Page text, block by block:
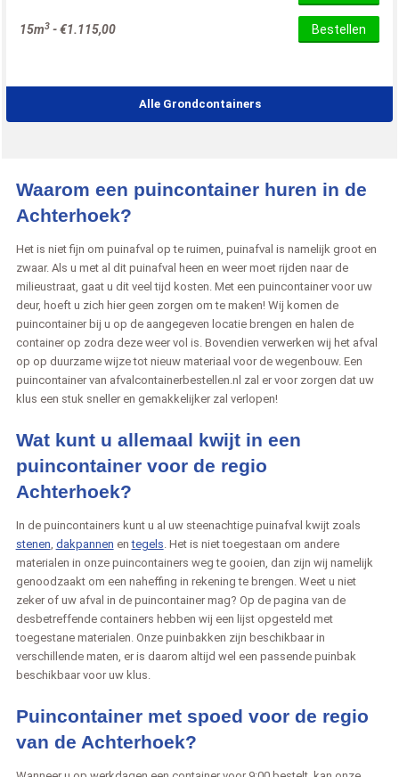
15m3 -€1.115,00 Bestellen
Alle Grondcontainers
Waarom een puincontainer huren in de
Achterhoek?
Het is niet fijn om puinafval op te ruimen, puinafval is namelijk groot en
zwaar. Als u met al dit puinafval heen en weer moet rijden naar de
milieustraat, gaat u dit veel tijd kosten. Met een puincontainer voor uw
deur, hoeft u zich hier geen zorgen om te maken! Wij komen de
puincontainer bij u op de aangegeven locatie brengen en halen de
container op zodra deze weer vol is. Bovendien verwerken wij het afval
op op duurzame wijze tot nieuw materiaal voor de wegenbouw. Een
puincontainer van afvalcontainerbestellen.nl zal er voor zorgen dat uw
klus een stuk sneller en gemakkelijker zal verlopen!
Wat kunt u allemaal kwijt in een
puincontainer voor de regio
Achterhoek?
In de puincontainers kunt u al uw steenachtige puinafval kwijt zoals
stenen, dakpannen entegels. Het is niet toegestaan om andere
materialen in onze puincontainers weg te gooien, dan zijn wij namelijk
genoodzaakt om een naheffing in rekening te brengen. Weet u niet
zeker of uw afval in de puincontainer mag? Op de pagina van de
desbetreffende containers hebben wij een lijst opgesteld met
toegestane materialen. Onze puinbakken zijn beschikbaar in
verschillende maten, er is daarom altijd wel een passende puinbak
beschikbaar voor uw klus.
Puincontainer met spoed voor de regio
van de Achterhoek?